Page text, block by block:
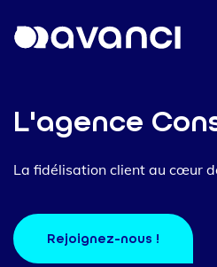
L'agence
La fidélisation client au cœur
Rejoignez-nous !